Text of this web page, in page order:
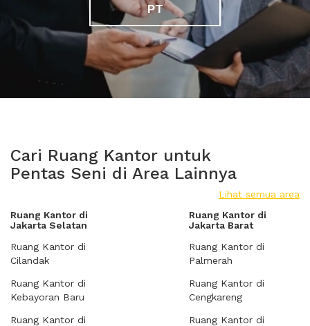
PT
Cari Ruang Kantor untuk
Pentas Seni di Area Lainnya
Lihat semua area
Ruang Kantor di
Jakarta Selatan
Ruang Kantor di
Cilandak
Ruang Kantor di
Kebayoran Baru
Ruang Kantor di
Ruang Kantor di
Jakarta Barat
Ruang Kantor di
Palmerah
Ruang Kantor di
Cengkareng
Ruang Kantor di